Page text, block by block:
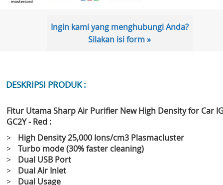
Ingin kami yang menghubungi Anda?
Silakan isi form »
DESKRIPSI PRODUK :
Fitur Utama Sharp Air Purifier New High Density for Car
GC2Y - Red :
>
High Density 25,000 Ions/cm3 Plasmacluster
>
Turbo mode (30% faster cleaning)
>
Dual USB Port
>
Dual Air Inlet
>
Dual Usage